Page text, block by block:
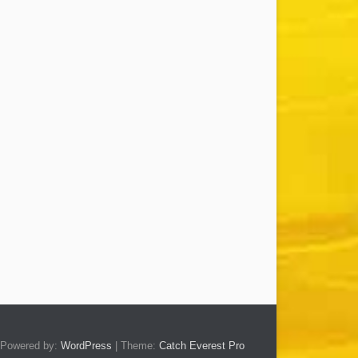
Powered by: WordPress | Theme: Catch Everest Pro